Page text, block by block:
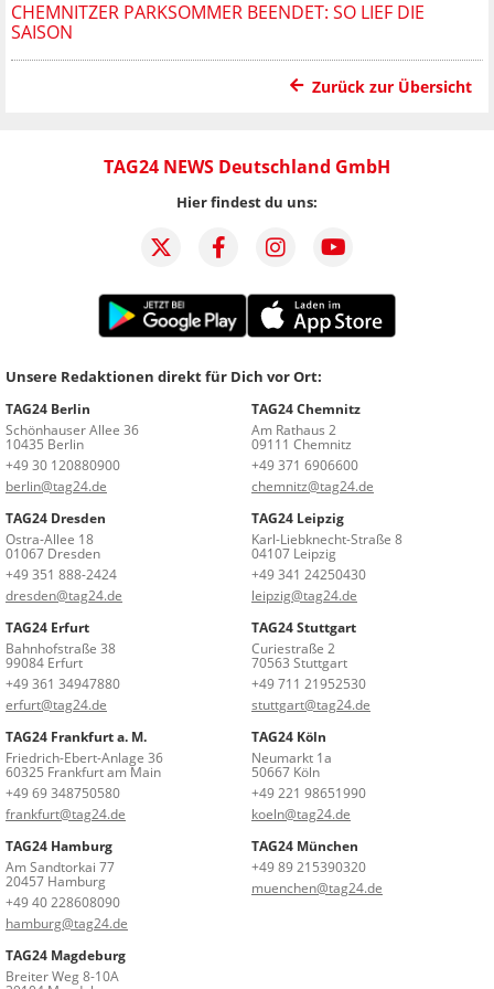
CHEMNITZER PARKSOMMER BEENDET: SO LIEF DIE
SAISON
Zurück zur Übersicht
TAG24 NEWS Deutschland GmbH
Hier findest du uns:
Unsere Redaktionen direkt für Dich vor Ort:
TAG24 Berlin
Schönhauser Allee 36
10435 Berlin
+49 30 120880900
berlin@tag24.de
TAG24 Chemnitz
Am Rathaus 2
09111 Chemnitz
+49 371 6906600
chemnitz@tag24.de
TAG24 Dresden
Ostra-Allee 18
01067 Dresden
+49 351 888-2424
dresden@tag24.de
TAG24 Leipzig
Karl-Liebknecht-Straße 8
04107 Leipzig
+49 341 24250430
leipzig@tag24.de
TAG24 Erfurt
Bahnhofstraße 38
99084 Erfurt
+49 361 34947880
erfurt@tag24.de
TAG24 Stuttgart
Curiestraße 2
70563 Stuttgart
+49 711 21952530
stuttgart@tag24.de
TAG24 Frankfurt a. M.
Friedrich-Ebert-Anlage 36
60325 Frankfurt am Main
+49 69 348750580
frankfurt@tag24.de
TAG24 Köln
Neumarkt 1a
50667 Köln
+49 221 98651990
koeln@tag24.de
TAG24 Hamburg
Am Sandtorkai 77
20457 Hamburg
+49 40 228608090
hamburg@tag24.de
TAG24 München
+49 89 215390320
muenchen@tag24.de
TAG24 Magdeburg
Breiter Weg 8-10A